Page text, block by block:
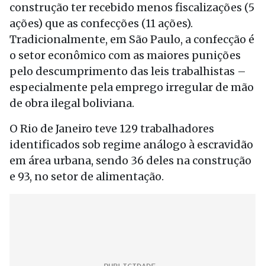
construção ter recebido menos fiscalizações (5
ações) que as confecções (11 ações).
Tradicionalmente, em São Paulo, a confecção é
o setor econômico com as maiores punições
pelo descumprimento das leis trabalhistas –
especialmente pela emprego irregular de mão
de obra ilegal boliviana.
O Rio de Janeiro teve 129 trabalhadores
identificados sob regime análogo à escravidão
em área urbana, sendo 36 deles na construção
e 93, no setor de alimentação.